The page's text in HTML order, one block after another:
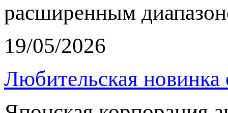
расширенным
19/05/2026
Любительская новинка